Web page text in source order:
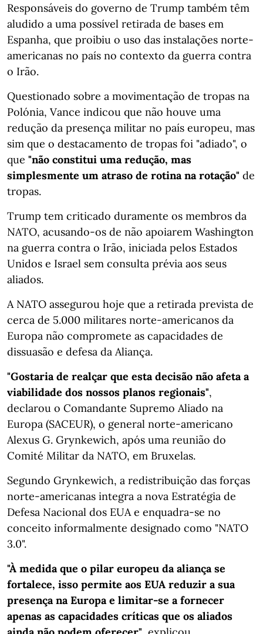
Responsáveis do governo de Trump também têm
aludido a uma possível retirada de bases em
Espanha, que proibiu o uso das instalações norte-
americanas no país no contexto da guerra contra
o Irão.
Questionado sobre a movimentação de tropas na
Polónia, Vance indicou que não houve uma
redução da presença militar no país europeu, mas
sim que o destacamento de tropas foi "adiado", o
que "não constitui uma redução, mas
simplesmente um atraso de rotina na rotação" de
tropas.
Trump tem criticado duramente os membros da
NATO, acusando-os de não apoiarem Washington
na guerra contra o Irão, iniciada pelos Estados
Unidos e Israel sem consulta prévia aos seus
aliados.
A NATO assegurou hoje que a retirada prevista de
cerca de 5.000 militares norte-americanos da
Europa não compromete as capacidades de
dissuasão e defesa da Aliança.
"Gostaria de realçar que esta decisão não afeta a
viabilidade dos nossos planos regionais",
declarou o Comandante Supremo Aliado na
Europa (SACEUR), o general norte-americano
Alexus G. Grynkewich, após uma reunião do
Comité Militar da NATO, em Bruxelas.
Segundo Grynkewich, a redistribuição das forças
norte-americanas integra a nova Estratégia de
Defesa Nacional dos EUA e enquadra-se no
conceito informalmente designado como "NATO
3.0".
"À medida que o pilar europeu da aliança se
fortalece, isso permite aos EUA reduzir a sua
presença na Europa e limitar-se a fornecer
apenas as capacidades críticas que os aliados